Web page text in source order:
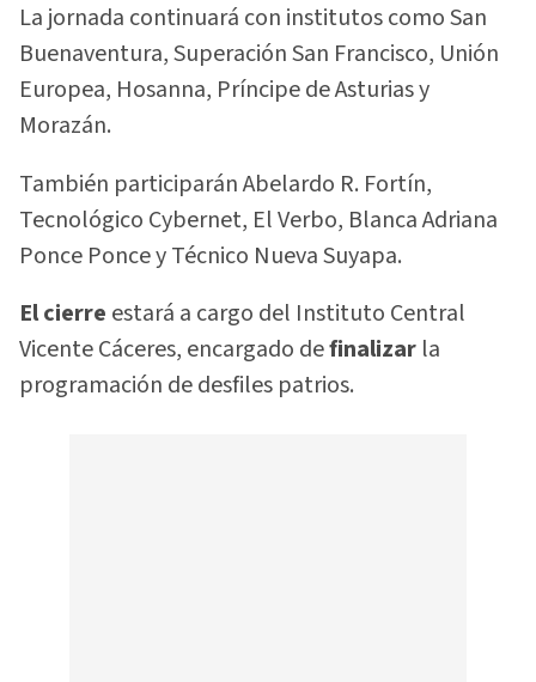
La jornada continuará con institutos como San
Buenaventura, Superación San Francisco, Unión
Europea, Hosanna, Príncipe de Asturias y
Morazán.
También participarán Abelardo R. Fortín,
Tecnológico Cybernet, El Verbo, Blanca Adriana
Ponce Ponce y Técnico Nueva Suyapa.
El cierre estará a cargo del Instituto Central
Vicente Cáceres, encargado definalizar la
programación de desfiles patrios.